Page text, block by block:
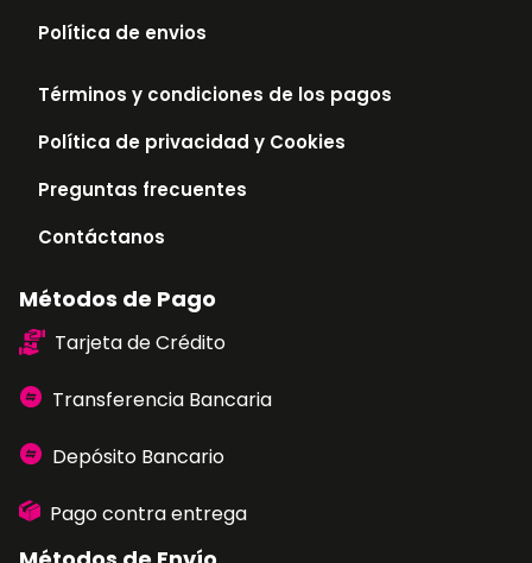
Política de envios
Términos y condiciones de los pagos
Política de privacidad y Cookies
Preguntas frecuentes
Contáctanos
Métodos de Pago
Tarjeta de Crédito
Transferencia Bancaria
Depósito Bancario
Pago contra entrega